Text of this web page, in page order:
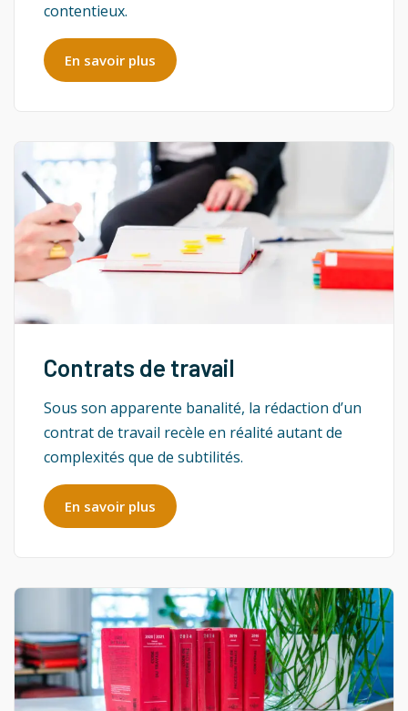
contentieux.
En savoir plus
Contrats de travail
Sous son apparente banalité, la rédaction d’un
contrat de travail recèle en réalité autant de
complexités que de subtilités.
En savoir plus